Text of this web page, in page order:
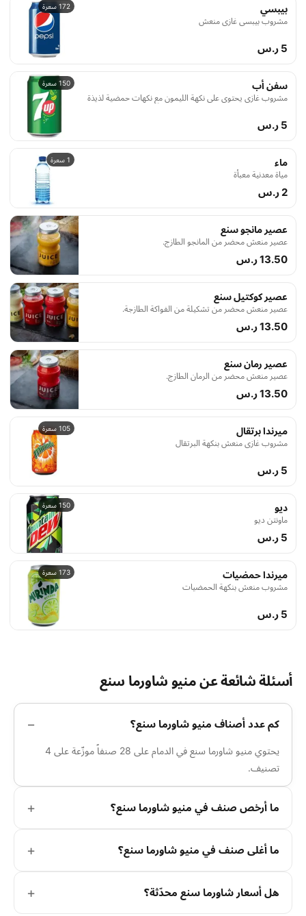
172 سعرة بيبسي
مشروب بيبسي غازي منعش
5 ر.س
150 سعرة سفن أب
مشروب غازي يحتوي على نكهة الليمون مع نكهات حمضية لذيذة
5 ر.س
1 سعرة ماء
مياة معدنية معبأة
2 ر.س
عصير مانجو سنع
عصير منعش محضر من المانجو الطازج.
13.50 ر.س
عصير كوكتيل سنع
عصير منعش محضر من تشكيلة من الفواكة الطازجة.
13.50 ر.س
عصير رمان سنع
عصير منعش محضر من الرمان الطازج.
13.50 ر.س
105 سعرة ميرندا برتقال
مشروب غازي منعش بنكهة البرتقال
5 ر.س
150 سعرة ديو
ماونتن ديو
5 ر.س
173 سعرة ميرندا حمضيات
مشروب منعش بنكهة الحمضيات
5 ر.س
أسئلة شائعة عن منيو شاورما سنع
كم عدد أصناف منيو شاورما سنع؟
يحتوي منيو شاورما سنع في الدمام على 28 صنفاً موزّعة على 4
تصنيف.
ما أرخص صنف في منيو شاورما سنع؟
ما أغلى صنف في منيو شاورما سنع؟
هل أسعار شاورما سنع محدّثة؟